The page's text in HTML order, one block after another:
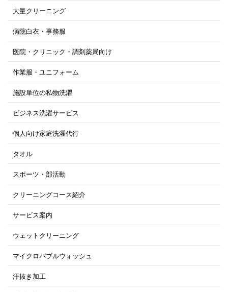
大量クリーニング
病院白衣・事務服
医院・クリニック・調剤薬局向け
作業服・ユニフォーム
施設単位の私物洗濯
ビジネス洗濯サービス
個人向け家庭洗濯代行
タオル
スポーツ・部活動
クリーニングコース紹介
サービス案内
ウェットクリーニング
マイクロバブルウォッシュ
汗抜き加工